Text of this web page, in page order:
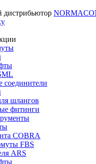
соединители
шлангов
фитинги
COBRA
FBS
ARS